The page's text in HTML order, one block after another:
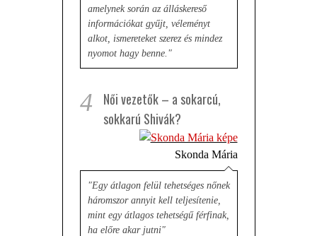
amelynek során az álláskereső
információkat gyűjt, véleményt
alkot, ismereteket szerez és mindez
nyomot hagy benne."
4
Női vezetők – a sokarcú,
sokkarú Shivák?
Skonda Mária
"Egy átlagon felül tehetséges nőnek
háromszor annyit kell teljesítenie,
mint egy átlagos tehetségű férfinak,
ha előre akar jutni"